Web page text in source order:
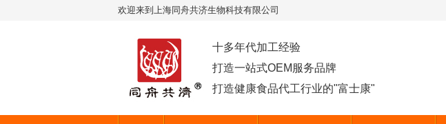
欢迎来到上海同舟共济生物科技有限公司
十多年代加工经验
打造一站式OEM服务品牌
打造健康食品代工行业的"富士康"